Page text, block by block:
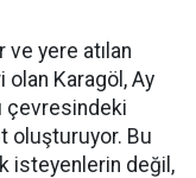
ve yere atılan
Karagöl, Ay
çevresindeki
oluşturuyor. Bu
isteyenlerin değil,